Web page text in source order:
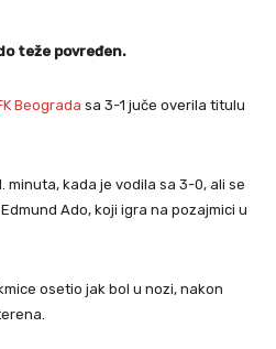
teže povređen.
Beograda sa 3-1 juče overila titulu
minuta, kada je vodila sa 3-0, ali se
Ado, koji igra na pozajmici u
osetio jak bol u nozi, nakon